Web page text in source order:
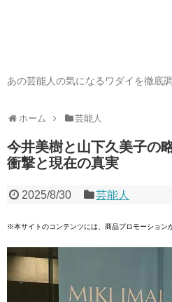
あの芸能人の気になるワダイを徹底調
ホーム 芸能人
今井美樹と山下久美子の
衝撃と現在の真実
2025/8/30 芸能人
※本サイトのコンテンツには、商品プロモーション